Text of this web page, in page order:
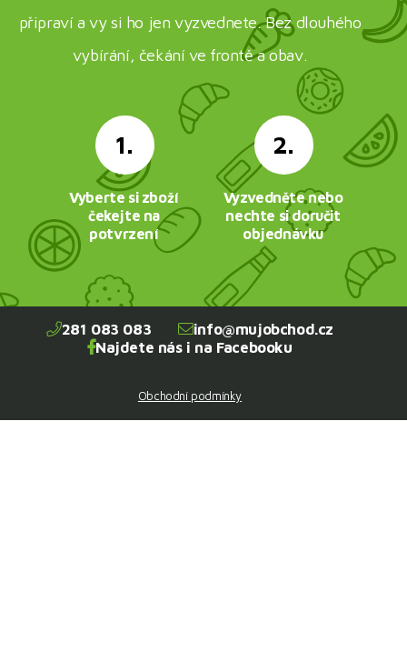
připraví a vy si ho jen vyzvednete. Bez dlouhého
vybírání, čekání ve frontě a obav.
1.
Vyberte si zboží
čekejte na
potvrzení
2.
Vyzvedněte nebo
nechte si doručit
objednávku
281 083 083
info@mujobchod.cz
Najdete nás i na Facebooku
Obchodní podmínky